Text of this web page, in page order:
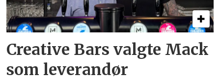
Creative Bars valgte Mack
som leverandør